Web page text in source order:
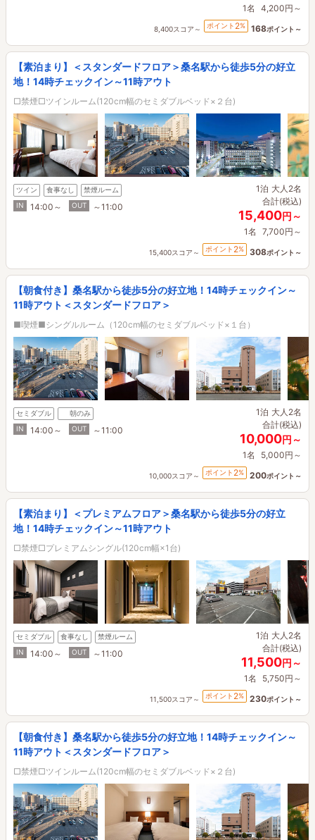
1名 4,200円～
8,400スコア～ ポイント 2% 168ポイント～
【素泊まり】＜スタンダードフロア＞桑名駅から徒歩5分の好立
地！14時チェックイン～11時アウト
□禁煙□ツインルーム(120cm幅のセミダブルベッド×２台)
ツイン 食事なし
禁煙ルーム
IN
14:00～ OUT ～11:00
1泊 大人2名
合計(税込)
15,400円～
1名 7,700円～
15,400スコア～ ポイント 2% 308ポイント～
【朝食付き】桑名駅から徒歩5分の好立地！14時チェックイン～
11時アウト＜スタンダードフロア＞
■喫煙■シングルルーム（120cm幅のセミダブルベッド×１台）
セミダブル
朝のみ
IN
14:00～ OUT ～11:00
1泊 大人2名
合計(税込)
10,000円～
1名 5,000円～
10,000スコア～ ポイント 2% 200ポイント～
【素泊まり】＜プレミアムフロア＞桑名駅から徒歩5分の好立
地！14時チェックイン～11時アウト
□禁煙□プレミアムシングル(120cm幅×1台)
セミダブル 食事なし
禁煙ルーム
IN
14:00～ OUT ～11:00
1泊 大人2名
合計(税込)
11,500円～
1名 5,750円～
11,500スコア～ ポイント 2% 230ポイント～
【朝食付き】桑名駅から徒歩5分の好立地！14時チェックイン～
11時アウト＜スタンダードフロア＞
□禁煙□ツインルーム(120cm幅のセミダブルベッド×２台)